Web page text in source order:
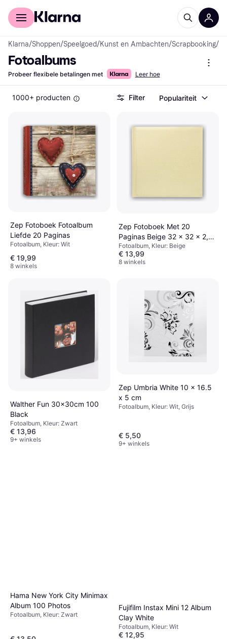
Voor shoppers
Klarna/Shoppen/Speelgoed/Kunst en Ambachten/Scrapbooking/
Fotoalbums
Probeer flexibele betalingen met Leer hoe
1000+ producten Filter Populariteit
Zep Fotoboek Fotoalbum
Liefde 20 Paginas
Fotoalbum, Kleur: Wit
€ 19,99
8 winkels
Zep Fotoboek Met 20
Paginas Beige 32 x 32 x 2,5
cm
Fotoalbum, Kleur: Beige
€ 13,99
8 winkels
Walther Fun 30x30cm 100
Black
Fotoalbum, Kleur: Zwart
€ 13,96
9+ winkels
Zep Umbria White 10 x 16.5
x 5 cm
Fotoalbum, Kleur: Wit, Grijs
€ 5,50
9+ winkels
Hama New York City Minimax
Album 100 Photos
Fotoalbum, Kleur: Zwart
Fujifilm Instax Mini 12 Album
Clay White
Fotoalbum, Kleur: Wit
€ 12,95